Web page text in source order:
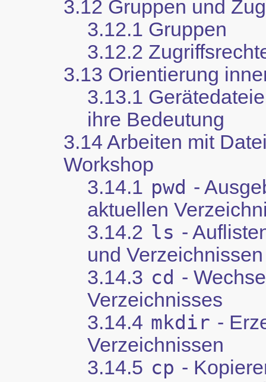
3.12 Gruppen und
3.12.1 Gruppen
3.12.2
3.13 Orientierung
3.13.1
ihre Bedeutung
3.14 Arbeiten mit
Workshop
3.14.1 pwd -
aktuellen
3.14.2 ls -
und Verzeichnissen
3.14.3 cd -
Verzeichnisses
3.14.4 mkdir -
Verzeichnissen
3.14.5 cp -